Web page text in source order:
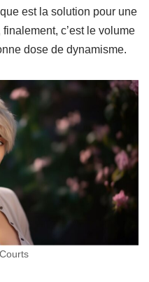
est la solution pour une
c’est le volume
dose de dynamisme.